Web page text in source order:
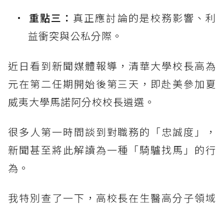
重點三： 真正應討論的是校務影響、利
益衝突與公私分際。
近日看到新聞媒體報導，清華大學校長高為
元在第二任期開始後第三天，即赴美參加夏
威夷大學馬諾阿分校校長遴選。
很多人第一時間談到對職務的「忠誠度」，
新聞甚至將此解讀為一種「騎驢找馬」的行
為。
我特別查了一下，高校長在生醫高分子領域